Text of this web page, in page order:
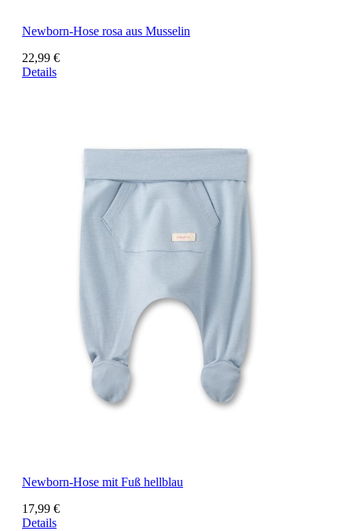
Newborn-Hose rosa aus Musselin
22,99 €
Details
Newborn-Hose mit Fuß hellblau
17,99 €
Details